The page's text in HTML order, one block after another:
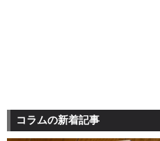
コラムの新着記事